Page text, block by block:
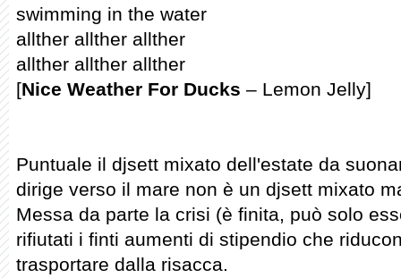
swimming in the water
allther allther allther
allther allther allther
[Nice Weather For Ducks – Lemon Jelly]
Puntuale il djsett mixato dell'estate da
dirige verso il mare non è un djsett mixato
Messa da parte la crisi (è finita, può solo
rifiutati i finti aumenti di stipendio che
trasportare dalla risacca.